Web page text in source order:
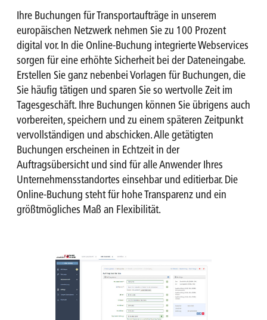
Ihre Buchungen für Transportaufträge in unserem
europäischen Netzwerk nehmen Sie zu 100 Prozent
digital vor. In die Online-Buchung integrierte Webservices
sorgen für eine erhöhte Sicherheit bei der Dateneingabe.
Erstellen Sie ganz nebenbei Vorlagen für Buchungen, die
Sie häufig tätigen und sparen Sie so wertvolle Zeit im
Tagesgeschäft. Ihre Buchungen können Sie übrigens auch
vorbereiten, speichern und zu einem späteren Zeitpunkt
vervollständigen und abschicken. Alle getätigten
Buchungen erscheinen in Echtzeit in der
Auftragsübersicht und sind für alle Anwender Ihres
Unternehmens­standortes einsehbar und editierbar. Die
Online-Buchung steht für hohe Transparenz und ein
größtmögliches Maß an Flexibilität.